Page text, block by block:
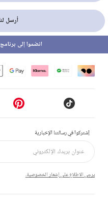
أرسل
إشتركوا في رسالتنا الإخبارية
يرجى الاطلاع على إشعار الخصوصية.
انضموا إلى